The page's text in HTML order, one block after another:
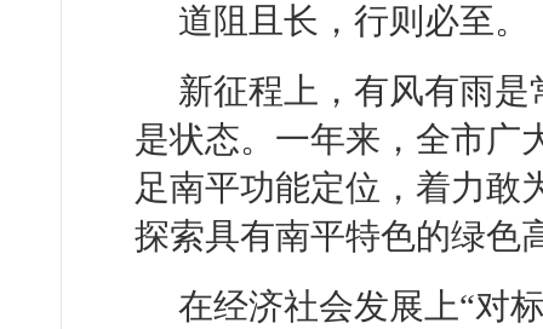
道阻且长，行则必至。
新征程上，有风有雨
是状态。一年来，全市广
足南平功能定位，着力敢
探索具有南平特色的绿色
在经济社会发展上“对